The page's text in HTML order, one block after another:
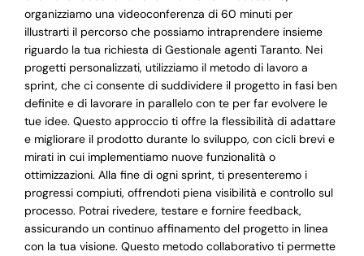
organizziamo una videoconferenza di 60 minuti per
illustrarti il percorso che possiamo intraprendere insieme
riguardo la tua richiesta di Gestionale agenti Taranto. Nei
progetti personalizzati, utilizziamo il metodo di lavoro a
sprint, che ci consente di suddividere il progetto in fasi ben
definite e di lavorare in parallelo con te per far evolvere le
tue idee. Questo approccio ti offre la flessibilità di adattare
e migliorare il prodotto durante lo sviluppo, con cicli brevi e
mirati in cui implementiamo nuove funzionalità o
ottimizzazioni. Alla fine di ogni sprint, ti presenteremo i
progressi compiuti, offrendoti piena visibilità e controllo sul
processo. Potrai rivedere, testare e fornire feedback,
assicurando un continuo affinamento del progetto in linea
con la tua visione. Questo metodo collaborativo ti permette